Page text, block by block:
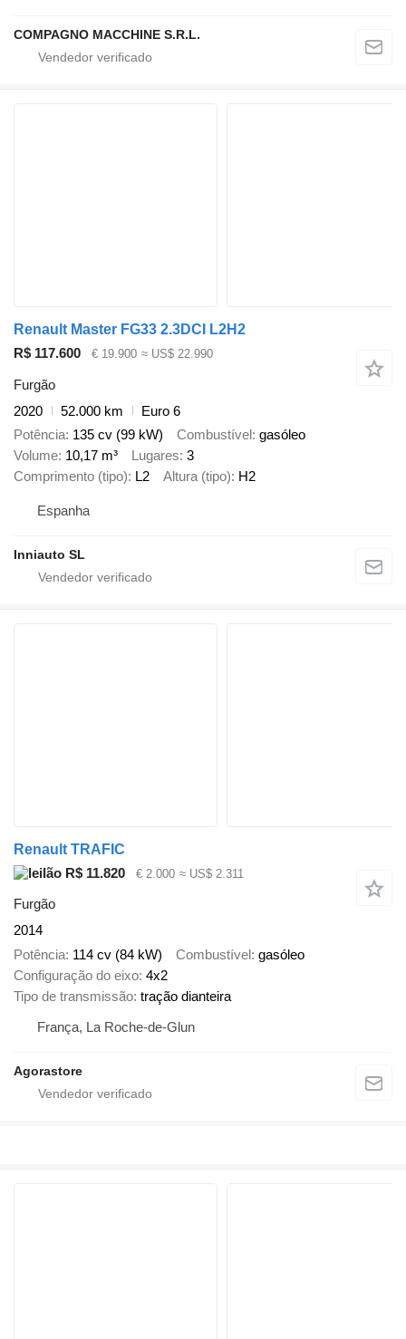
COMPAGNO MACCHINE S.R.L.
Renault Master FG33 2.3DCI L2H2
R$ 117.600
€ 19.900 ≈ US$ 22.990
Furgão
2020
52.000 km
Euro 6
Potência 135 cv (99 kW) Combustível gasóleo
Volume 10,17 m³ Lugares 3
Comprimento (tipo) L2 Altura (tipo) H2
Espanha
Inniauto SL
Renault TRAFIC
R$ 11.820
€ 2.000 ≈ US$ 2.311
Furgão
2014
Potência 114 cv (84 kW) Combustível gasóleo
Configuração do eixo 4x2
Tipo de transmissão tração dianteira
França, La Roche-de-Glun
Agorastore